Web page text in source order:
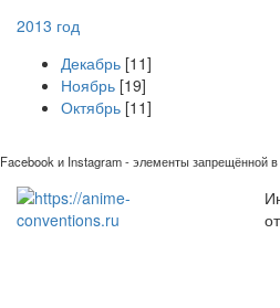
2013 год
Декабрь [11]
Ноябрь [19]
Октябрь [11]
Facebook и Instagram - элементы запрещённой